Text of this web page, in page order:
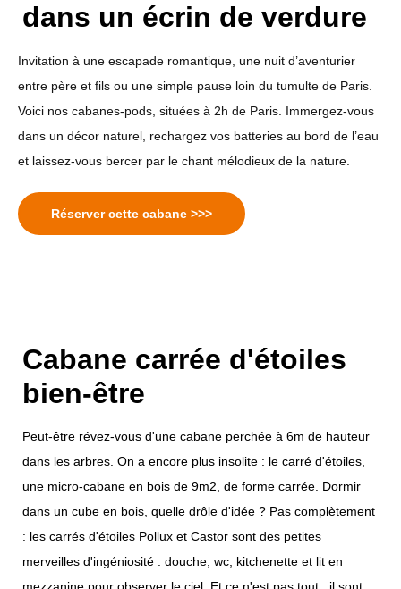
dans un écrin de verdure
Invitation à une escapade romantique, une nuit d’aventurier
entre père et fils ou une simple pause loin du tumulte de Paris.
Voici nos cabanes-pods, situées à 2h de Paris. Immergez-vous
dans un décor naturel, rechargez vos batteries au bord de l’eau
et laissez-vous bercer par le chant mélodieux de la nature.
Réserver cette cabane >>>
Cabane carrée d'étoiles
bien-être
Peut-être révez-vous d'une cabane perchée à 6m de hauteur
dans les arbres. On a encore plus insolite : le carré d'étoiles,
une micro-cabane en bois de 9m2, de forme carrée. Dormir
dans un cube en bois, quelle drôle d'idée ? Pas complètement
: les carrés d'étoiles Pollux et Castor sont des petites
merveilles d'ingéniosité : douche, wc, kitchenette et lit en